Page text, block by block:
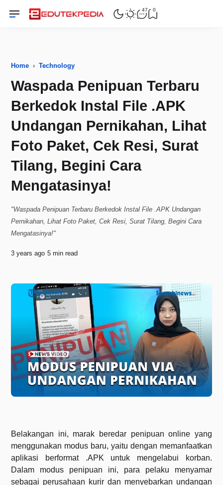
47 0
Home ›Technology
Waspada Penipuan Terbaru
Berkedok Instal File .APK
Undangan Pernikahan, Lihat
Foto Paket, Cek Resi, Surat
Tilang, Begini Cara
Mengatasinya!
"Waspada Penipuan Terbaru Berkedok Instal File .APK Undangan
Pernikahan, Lihat Foto Paket, Cek Resi, Surat Tilang, Begini Cara
Mengatasinya!"
3 years ago 5 min read
Belakangan ini, marak beredar penipuan online yang
menggunakan modus baru, yaitu dengan memanfaatkan
aplikasi berformat .APK untuk mengelabui korban.
Dalam modus penipuan ini, para pelaku menyamar
sebagai perusahaan kurir dan menyebarkan undangan